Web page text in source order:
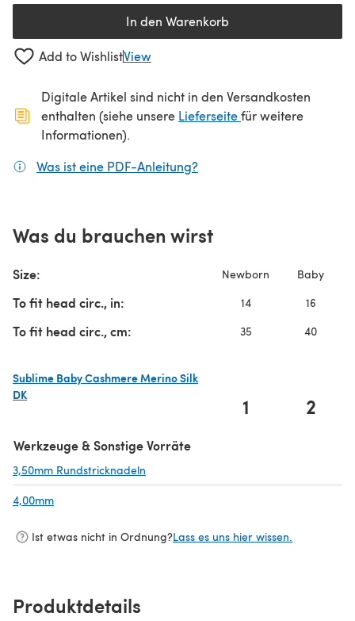
In den Warenkorb
Add to WishlistView
Digitale Artikel sind nicht in den Versandkosten
enthalten (siehe unsere Lieferseite(öffnet sich in
für weitere
Informationen).
Was ist eine PDF-Anleitung?
Was du brauchen wirst
Size: Newborn Baby
To fit head circ., in: 14 16
To fit head circ., cm: 35 40
Sublime Baby Cashmere Merino Silk
DK
1 2
Werkzeuge & Sonstige Vorräte
3,50mm Rundstricknadeln
4,00mm
Ist etwas nicht in Ordnung?Lass es uns hier wissen.
Produktdetails